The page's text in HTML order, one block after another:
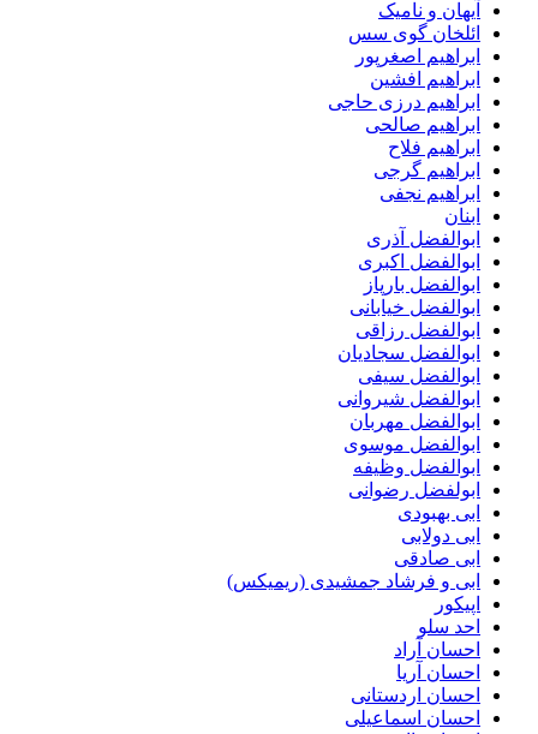
آیهان و نامیک
ائلخان گوی سس
ابراهیم اصغرپور
ابراهیم افشین
ابراهیم درزی حاجی
ابراهیم صالحی
ابراهیم فلاح
ابراهیم گرجی
ابراهیم نجفی
ابنان
ابوالفضل آذری
ابوالفضل اکبری
ابوالفضل بارپاز
ابوالفضل خیابانی
ابوالفضل رزاقی
ابوالفضل سجادیان
ابوالفضل سیفی
ابوالفضل شیروانی
ابوالفضل مهربان
ابوالفضل موسوی
ابوالفضل وظیفه
ابولفضل رضوانی
ابی بهبودی
ابی دولابی
ابی صادقی
ابی و فرشاد جمشیدی (ریمیکس)
اپیکور
احد سلو
احسان آراد
احسان آریا
احسان اردستانی
احسان اسماعیلی